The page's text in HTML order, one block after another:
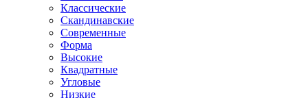
Классические
Скандинавские
Современные
Форма
Высокие
Квадратные
Угловые
Низкие